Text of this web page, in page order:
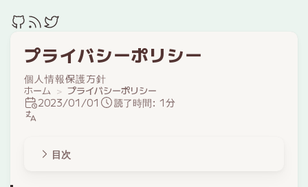
プライバシーポリシー
個人情報保護方針
ホーム プライバシーポリシー
2023/01/01 読了時間: 1分
目次